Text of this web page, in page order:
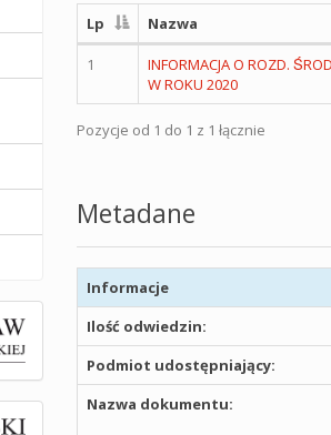
Lp Nazwa
1
INFORMACJA O ROZD.
W ROKU 2020
Pozycje od 1 do 1 z 1 łącznie
Metadane
Informacje
Ilość odwiedzin:
Podmiot udostępniający:
Nazwa dokumentu: